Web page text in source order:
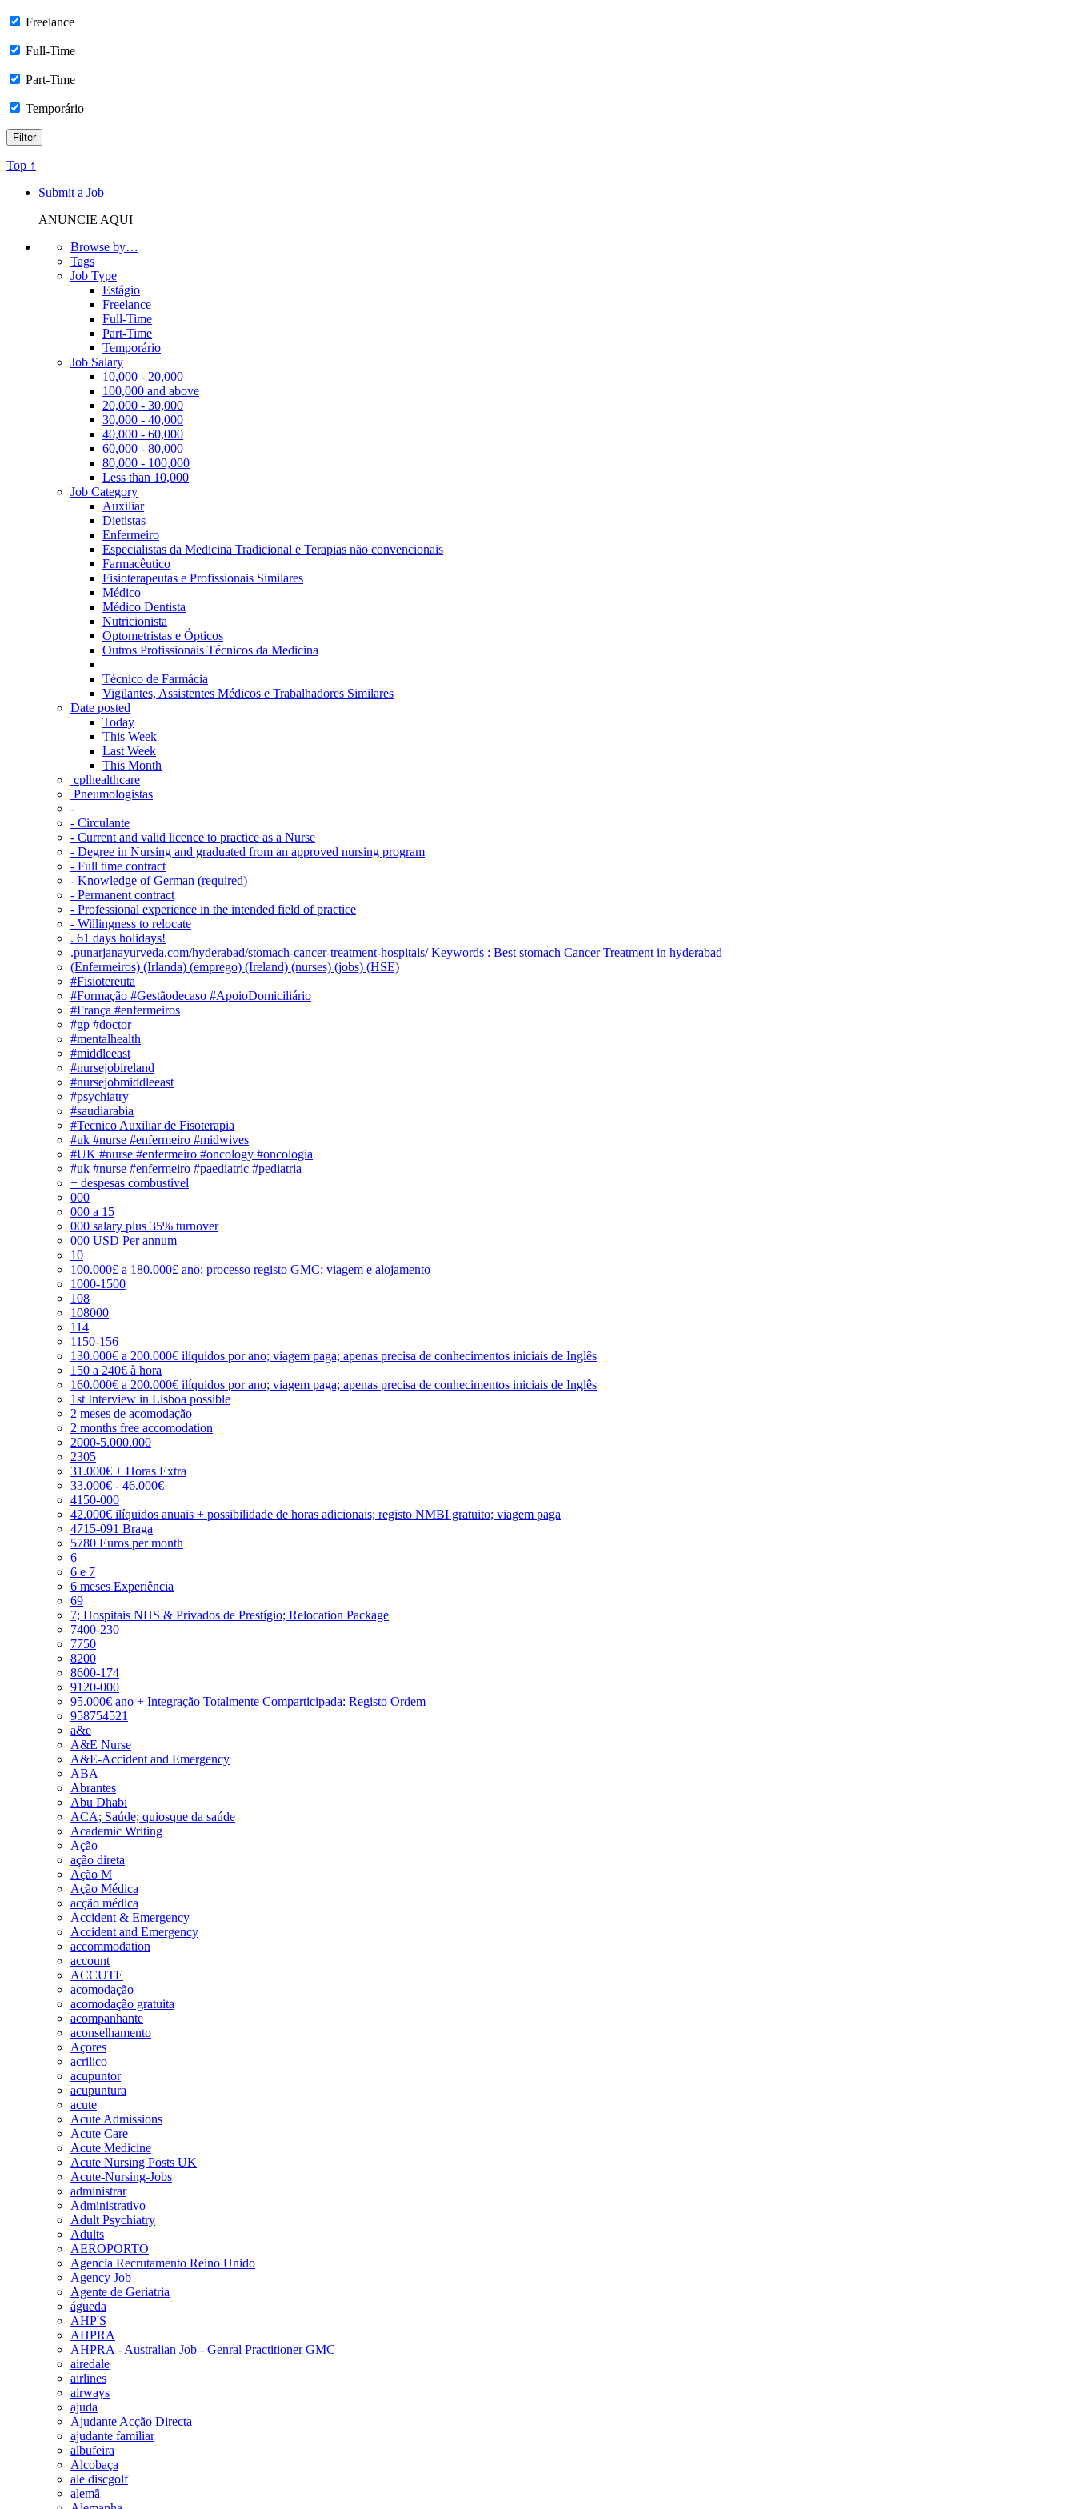
Freelance
Full-Time
Part-Time
Temporário
Top ↑
Submit a Job
ANUNCIE AQUI
Browse by…
Tags
Job Type
Estágio
Freelance
Full-Time
Part-Time
Temporário
Job Salary
10,000 - 20,000
100,000 and above
20,000 - 30,000
30,000 - 40,000
40,000 - 60,000
60,000 - 80,000
80,000 - 100,000
Less than 10,000
Job Category
Auxiliar
Dietistas
Enfermeiro
Especialistas da Medicina Tradicional e Terapias não convencionais
Farmacêutico
Fisioterapeutas e Profissionais Similares
Médico
Médico Dentista
Nutricionista
Optometristas e Ópticos
Outros Profissionais Técnicos da Medicina
Técnico de Farmácia
Vigilantes, Assistentes Médicos e Trabalhadores Similares
Date posted
Today
This Week
Last Week
This Month
‎ cplhealthcare‬
Pneumologistas
-
- Circulante
- Current and valid licence to practice as a Nurse
- Degree in Nursing and graduated from an approved nursing program
- Full time contract
- Knowledge of German (required)
- Permanent contract
- Professional experience in the intended field of practice
- Willingness to relocate
. 61 days holidays!
.punarjanayurveda.com/hyderabad/stomach-cancer-treatment-hospitals/ Keywords : Best stomach Cancer Treatment in hyderabad
(Enfermeiros) (Irlanda) (emprego) (Ireland) (nurses) (jobs) (HSE)
#Fisiotereuta
#Formação #Gestãodecaso #ApoioDomiciliário
#França #enfermeiros
#gp #doctor
#mentalhealth
#middleeast
#nursejobireland
#nursejobmiddleeast
#psychiatry
#saudiarabia
#Tecnico Auxiliar de Fisoterapia
#uk #nurse #enfermeiro #midwives
#UK #nurse #enfermeiro #oncology #oncologia
#uk #nurse #enfermeiro #paediatric #pediatria
+ despesas combustivel
000
000 a 15
000 salary plus 35% turnover
000 USD Per annum
10
100.000£ a 180.000£ ano; processo registo GMC; viagem e alojamento
1000-1500
108
108000
114
1150-156
130.000€ a 200.000€ ilíquidos por ano; viagem paga; apenas precisa de conhecimentos iniciais de Inglês
150 a 240€ à hora
160.000€ a 200.000€ ilíquidos por ano; viagem paga; apenas precisa de conhecimentos iniciais de Inglês
1st Interview in Lisboa possible
2 meses de acomodação
2 months free accomodation
2000-5.000.000
2305
31.000€ + Horas Extra
33.000€ - 46.000€
4150-000
42.000€ ilíquidos anuais + possibilidade de horas adicionais; registo NMBI gratuito; viagem paga
4715-091 Braga
5780 Euros per month
6
6 e 7
6 meses Experiência
69
7; Hospitais NHS & Privados de Prestígio; Relocation Package
7400-230
7750
8200
8600-174
9120-000
95.000€ ano + Integração Totalmente Comparticipada: Registo Ordem
958754521
a&e
A&E Nurse
A&E-Accident and Emergency
ABA
Abrantes
Abu Dhabi
ACA; Saúde; quiosque da saúde
Academic Writing
Ação
ação direta
Ação M
Ação Médica
acção médica
Accident & Emergency
Accident and Emergency
accommodation
account
ACCUTE
acomodação
acomodação gratuita
acompanhante
aconselhamento
Açores
acrilico
acupuntor
acupuntura
acute
Acute Admissions
Acute Care
Acute Medicine
Acute Nursing Posts UK
Acute-Nursing-Jobs
administrar
Administrativo
Adult Psychiatry
Adults
AEROPORTO
Agencia Recrutamento Reino Unido
Agency Job
Agente de Geriatria
águeda
AHP'S
AHPRA
AHPRA - Australian Job - Genral Practitioner GMC
airedale
airlines
airways
ajuda
Ajudante Acção Directa
ajudante familiar
albufeira
Alcobaça
ale discgolf
alemã